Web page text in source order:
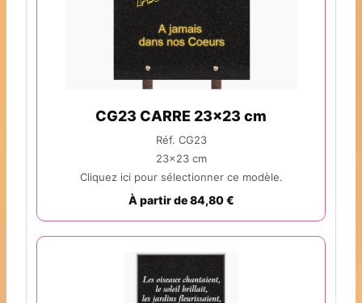
CG23 CARRE 23x23 cm
Réf. CG23
23x23 cm
Cliquez ici pour sélectionner ce modèle.
À partir de 84,80 €